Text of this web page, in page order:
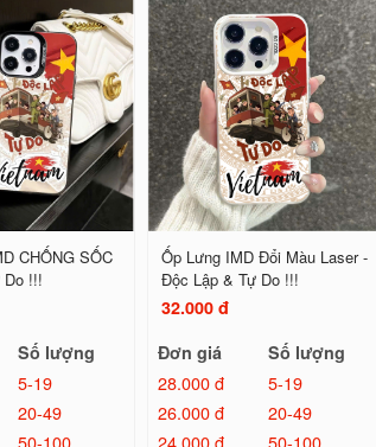
CHỐNG SỐC
!!!
Số lượng
5-19
20-49
50-100
Ốp Lưng IMD Đổi Màu Laser -
Độc Lập & Tự Do !!!
32.000 đ
Đơn giá
Số lượng
28.000 đ
5-19
26.000 đ
20-49
24.000 đ
50-100